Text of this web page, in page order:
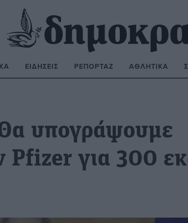
ΕΙΔΉΣΕΙΣ ΡΕΠΟΡΤΆΖ ΑΘΛΗΤΙΚΆ
υπογράψουμε
Pfizer για 300